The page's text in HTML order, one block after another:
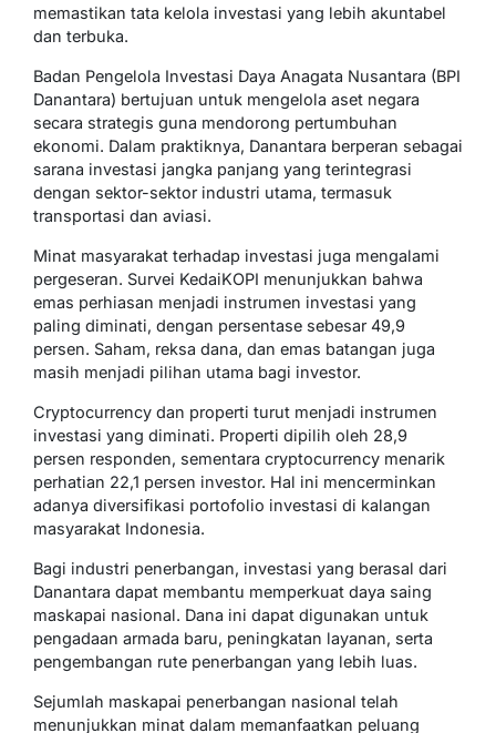
memastikan tata kelola investasi yang lebih akuntabel
dan terbuka.
Badan Pengelola Investasi Daya Anagata Nusantara (BPI
Danantara) bertujuan untuk mengelola aset negara
secara strategis guna mendorong pertumbuhan
ekonomi. Dalam praktiknya, Danantara berperan sebagai
sarana investasi jangka panjang yang terintegrasi
dengan sektor-sektor industri utama, termasuk
transportasi dan aviasi.
Minat masyarakat terhadap investasi juga mengalami
pergeseran. Survei KedaiKOPI menunjukkan bahwa
emas perhiasan menjadi instrumen investasi yang
paling diminati, dengan persentase sebesar 49,9
persen. Saham, reksa dana, dan emas batangan juga
masih menjadi pilihan utama bagi investor.
Cryptocurrency dan properti turut menjadi instrumen
investasi yang diminati. Properti dipilih oleh 28,9
persen responden, sementara cryptocurrency menarik
perhatian 22,1 persen investor. Hal ini mencerminkan
adanya diversifikasi portofolio investasi di kalangan
masyarakat Indonesia.
Bagi industri penerbangan, investasi yang berasal dari
Danantara dapat membantu memperkuat daya saing
maskapai nasional. Dana ini dapat digunakan untuk
pengadaan armada baru, peningkatan layanan, serta
pengembangan rute penerbangan yang lebih luas.
Sejumlah maskapai penerbangan nasional telah
menunjukkan minat dalam memanfaatkan peluang